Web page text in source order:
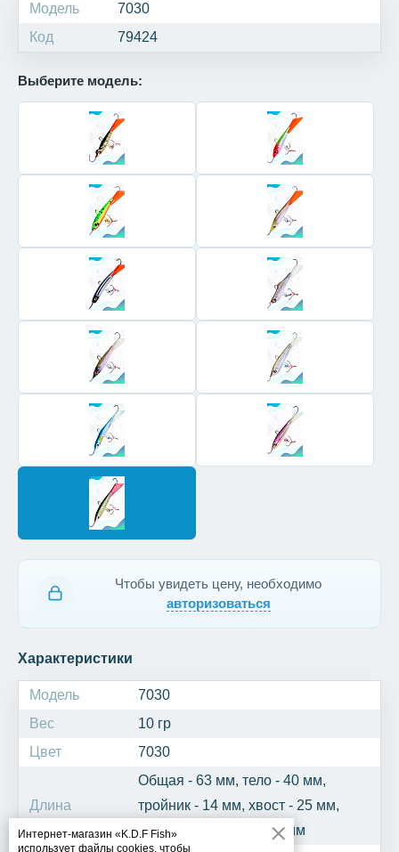
Интернет-магазин «K.D.F Fish»
использует файлы cookies, чтобы
Модель
7030
Код
79424
Выберите модель:
Чтобы увидеть цену, необходимо
авторизоваться
Характеристики
Модель
7030
Вес
10 гр
Цвет
7030
Длина
Общая - 63 мм, тело - 40 мм,
тройник - 14 мм, хвост - 25 мм,
крючок одинарный - 6 мм